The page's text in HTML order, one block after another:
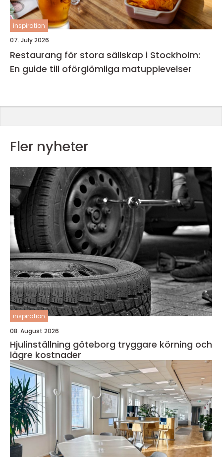
inspiration
07. July 2026
Restaurang för stora sällskap i Stockholm:
En guide till oförglömliga matupplevelser
Fler nyheter
inspiration
08. August 2026
Hjulinställning göteborg tryggare körning och
lägre kostnader